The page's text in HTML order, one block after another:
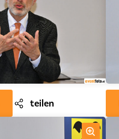
teilen